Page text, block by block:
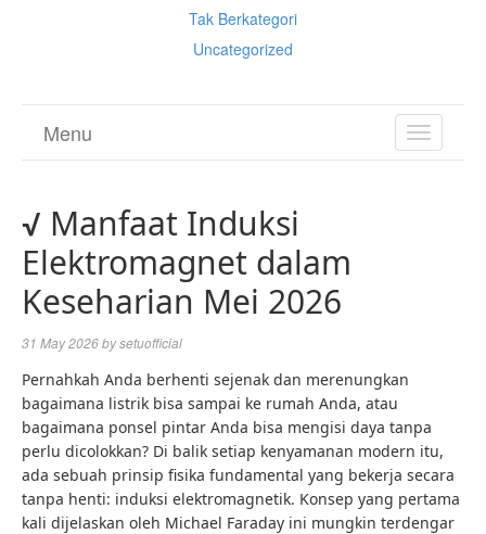
Tak Berkategori
Uncategorized
TOGGLE
Menu
√ Manfaat Induksi
Elektromagnet dalam
Keseharian Mei 2026
31 May 2026bysetuofficial
Pernahkah Anda berhenti sejenak dan merenungkan
bagaimana listrik bisa sampai ke rumah Anda, atau
bagaimana ponsel pintar Anda bisa mengisi daya tanpa
perlu dicolokkan? Di balik setiap kenyamanan modern itu,
ada sebuah prinsip fisika fundamental yang bekerja secara
tanpa henti: induksi elektromagnetik. Konsep yang pertama
kali dijelaskan oleh Michael Faraday ini mungkin terdengar